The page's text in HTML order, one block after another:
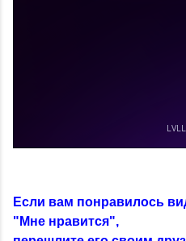
Если вам понравилось
"Мне нравится",